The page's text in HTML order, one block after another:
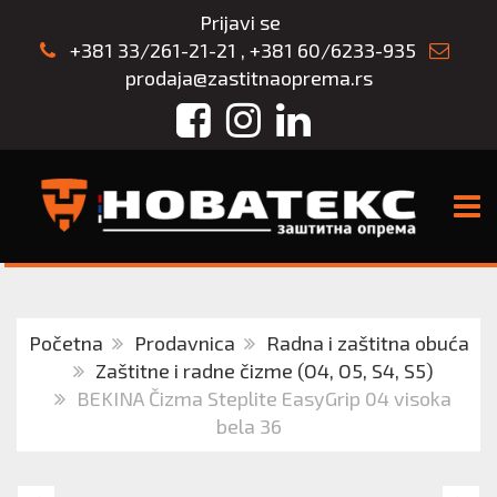
Prijavi se
+381 33/261-21-21 , +381 60/6233-935
prodaja@zastitnaoprema.rs
FacebookInstagram
LinkedIn
Početna Prodavnica
Radna i zaštitna obuća
Zaštitne i radne čizme (O4, O5, S4, S5)
BEKINA Čizma Steplite EasyGrip 04 visoka
bela 36